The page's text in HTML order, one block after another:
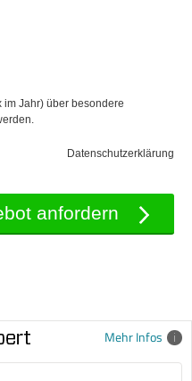
im Jahr) über besondere
Datenschutzerklärung
Mehr Infos